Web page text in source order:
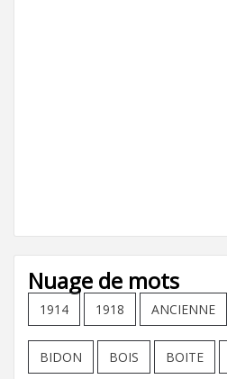
Nuage de mots
1914 1918 ANCIENNE
BIDON BOIS BOITE